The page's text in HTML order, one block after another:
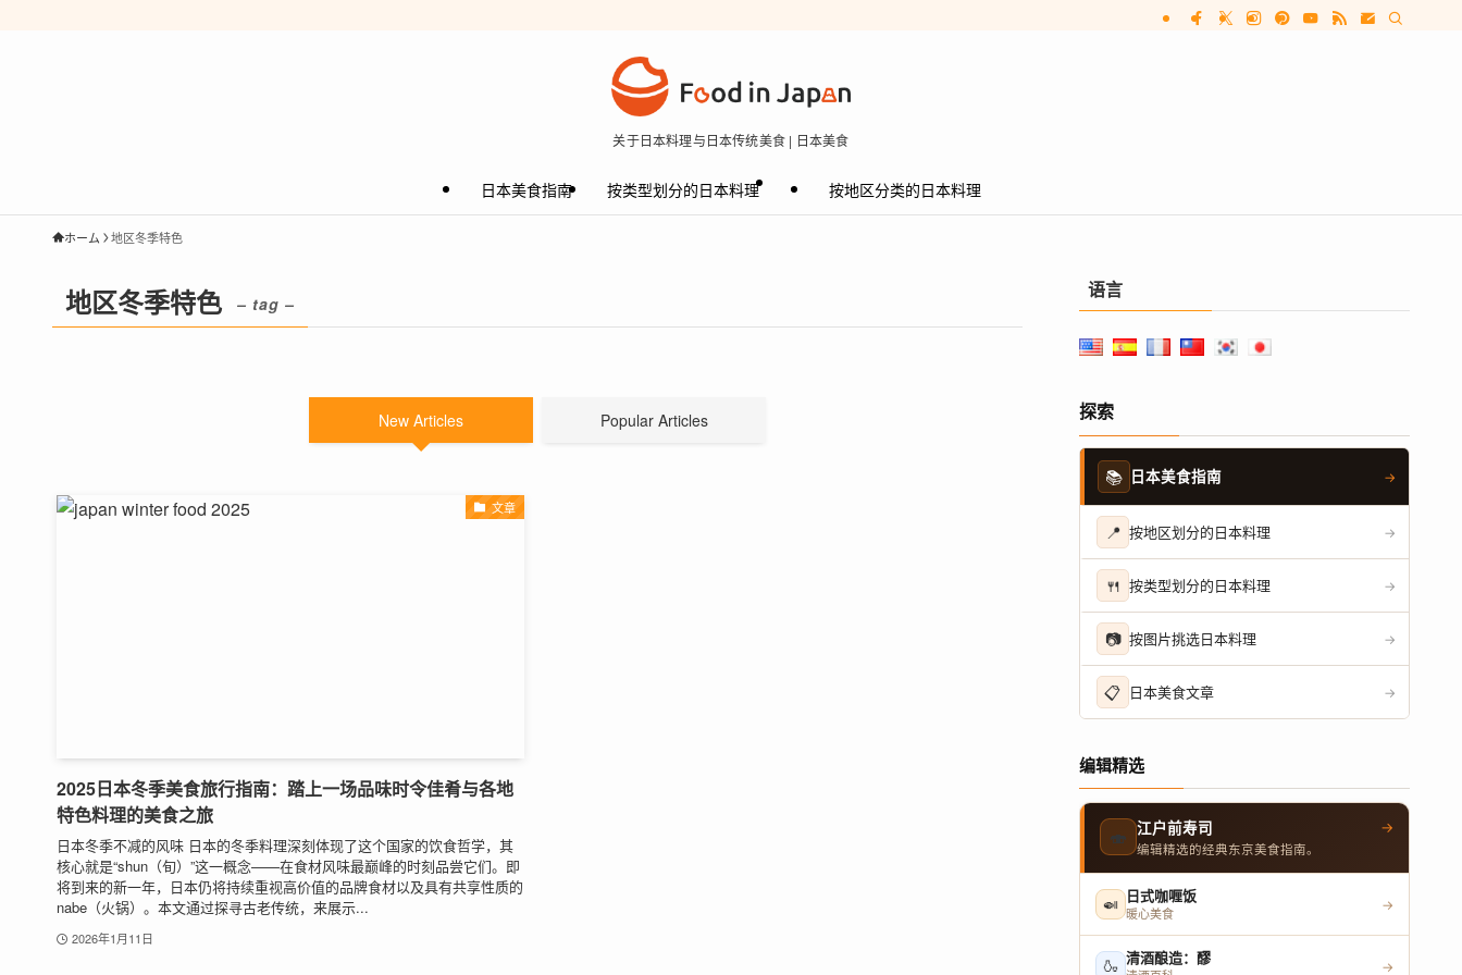
关于日本料理与日本传统美食 | 日本美食
日本美食指南 按类型划分的日本料理 按地区分类的日本料理
ホーム 地区冬季特色
地区冬季特色 – tag –
New Articles Popular Articles
文章
2025日本冬季美食旅行指南：踏上一场品味时令佳肴与各地
特色料理的美食之旅
日本冬季不减的风味 日本的冬季料理深刻体现了这个国家的饮食哲学，其
核心就是“shun（旬）”这一概念——在食材风味最巅峰的时刻品尝它们。即
将到来的新一年，日本仍将持续重视高价值的品牌食材以及具有共享性质的
nabe（火锅）。本文通过探寻古老传统，来展示...
2026年1月11日
语言
探索
📚 日本美食指南 →
📍 按地区划分的日本料理 →
🍴 按类型划分的日本料理 →
📷 按图片挑选日本料理 →
📋 日本美食文章 →
编辑精选
🍣 江户前寿司
编辑精选的经典东京美食指南。
→
🍛 日式咖喱饭
暖心美食
→
🍶 清酒酿造：醪 →